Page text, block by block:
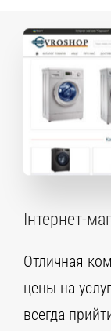
Інтернет-
Отличная
цены на
всегда